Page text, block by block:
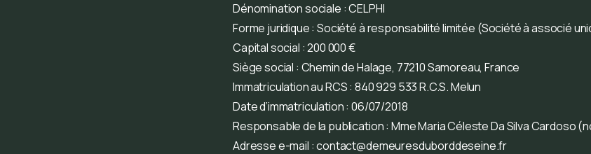
Dénomination sociale : CELPHI
Forme juridique : Société à responsabilité limitée (Société à associé
Capital social : 200 000 €
Siège social : Chemin de Halage, 77210 Samoreau, France
Immatriculation au RCS : 840 929 533 R.C.S. Melun
Date d’immatriculation : 06/07/2018
Responsable de la publication : Mme Maria Céleste Da Silva Cardoso
Adresse e-mail :contact@demeuresduborddeseine.fr